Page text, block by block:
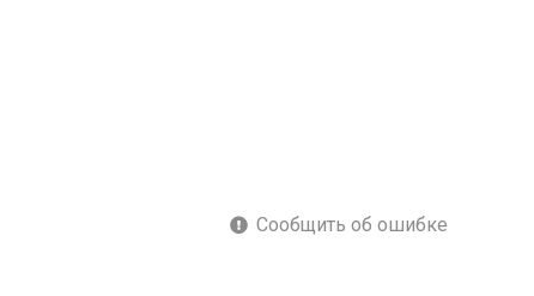
Сообщить об ошибке